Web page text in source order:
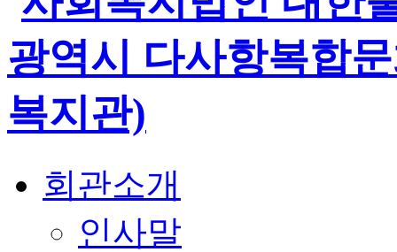
회관소개
인사말